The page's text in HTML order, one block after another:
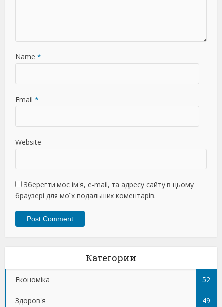
Name *
Email *
Website
Зберегти моє ім'я, e-mail, та адресу сайту в цьому
браузері для моїх подальших коментарів.
Категории
Економіка 52
Здоров'я 49